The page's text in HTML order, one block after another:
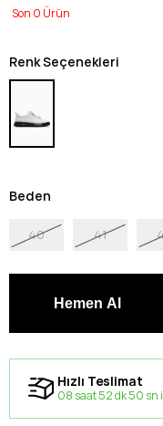
0
Renk Seçenekleri
Beden
40 41
Hızlı Teslimat
08 saat 52 dk 50 sn